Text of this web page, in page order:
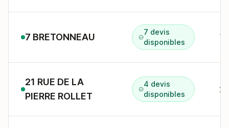
7 BRETONNEAU
7 devis
disponibles
21 RUE DE LA
PIERRE ROLLET
4 devis
disponibles